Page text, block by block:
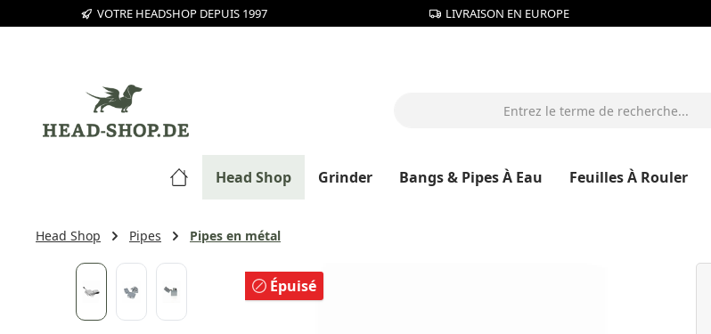
au contenu principal
Passer à la recherche
Passer à la navigation principale
VOTRE HEADSHOP DEPUIS 1997 LIVRAISON EN EUROPE
Head Shop Grinder Bangs & Pipes À Eau Feuilles À Rouler
Head Shop Pipes Pipes en métal
Ignorer la galerie d'images
Épuisé